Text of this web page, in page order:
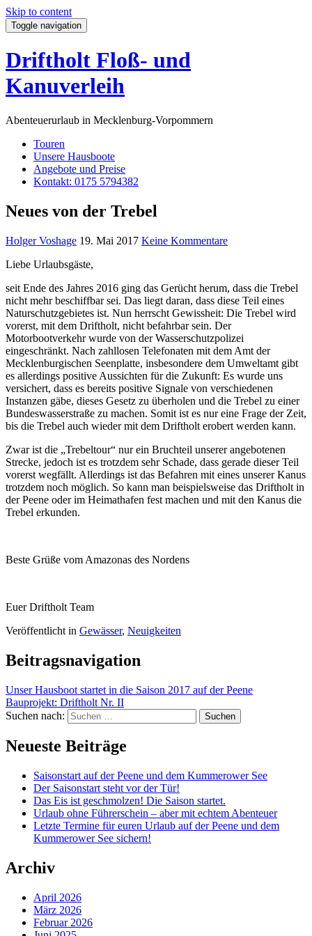
Skip to content
Toggle navigation
Driftholt Floß- und
Kanuverleih
Abenteuerurlaub in Mecklenburg-Vorpommern
Touren
Unsere Hausboote
Angebote und Preise
Kontakt: 0175 5794382
Neues von der Trebel
Holger Voshage 19. Mai 2017 Keine Kommentare
Liebe Urlaubsgäste,
seit Ende des Jahres 2016 ging das Gerücht herum, dass die Trebel
nicht mehr beschiffbar sei. Das liegt daran, dass diese Teil eines
Naturschutzgebietes ist. Nun herrscht Gewissheit: Die Trebel wird
vorerst, mit dem Driftholt, nicht befahrbar sein. Der
Motorbootverkehr wurde von der Wasserschutzpolizei
eingeschränkt. Nach zahllosen Telefonaten mit dem Amt der
Mecklenburgischen Seenplatte, insbesondere dem Umweltamt gibt
es allerdings positive Aussichten für die Zukunft: Es wurde uns
versichert, dass es bereits positive Signale von verschiedenen
Instanzen gäbe, dieses Gesetz zu überholen und die Trebel zu einer
Bundeswasserstraße zu machen. Somit ist es nur eine Frage der Zeit,
bis die Trebel auch wieder mit dem Driftholt erobert werden kann.
Zwar ist die „Trebeltour“ nur ein Bruchteil unserer angebotenen
Strecke, jedoch ist es trotzdem sehr Schade, dass gerade dieser Teil
vorerst wegfällt. Allerdings ist das Befahren mit eines unserer Kanus
trotzdem noch möglich. So kann man beispielsweise das Driftholt in
der Peene oder im Heimathafen fest machen und mit den Kanus die
Trebel erkunden.
Beste Grüße vom Amazonas des Nordens
Euer Driftholt Team
Veröffentlicht in Gewässer, Neuigkeiten
Beitragsnavigation
Unser Hausboot startet in die Saison 2017 auf der Peene
Bauprojekt: Driftholt Nr. II
Suchen nach:
Neueste Beiträge
Saisonstart auf der Peene und dem Kummerower See
Der Saisonstart steht vor der Tür!
Das Eis ist geschmolzen! Die Saison startet.
Urlaub ohne Führerschein – aber mit echtem Abenteuer
Letzte Termine für euren Urlaub auf der Peene und dem
Kummerower See sichern!
Archiv
April 2026
März 2026
Februar 2026